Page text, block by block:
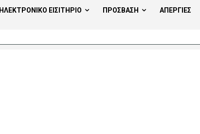
ΗΛΕΚΤΡΟΝΙΚΟ ΕΙΣΙΤΗΡΙΟ ΠΡΟΣΒΑΣΗ ΑΠΕΡΓΙΕΣ